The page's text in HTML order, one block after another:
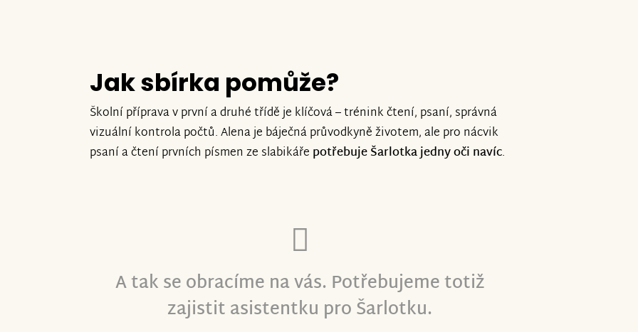
Jak sbírka pomůže?
Školní příprava v první a druhé třídě je klíčová – trénink čtení, psaní, správná
vizuální kontrola počtů. Alena je báječná průvodkyně životem, ale pro nácvik
psaní a čtení prvních písmen ze slabikáře potřebuje Šarlotka jedny oči navíc.
A tak se obracíme na vás. Potřebujeme totiž
zajistit asistentku pro Šarlotku.